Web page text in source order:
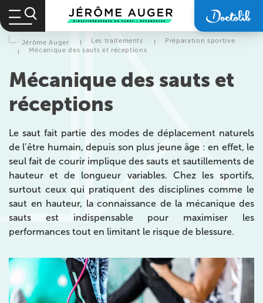
Jérôme Auger I Les traitements I
Préparation sportive
I
Mécanique des sauts et réceptions
Mécanique des sauts et
réceptions
Le saut fait partie des modes de déplacement naturels
de l’être humain, depuis son plus jeune âge : en effet, le
seul fait de courir implique des sauts et sautillements de
hauteur et de longueur variables. Chez les sportifs,
surtout ceux qui pratiquent des disciplines comme le
saut en hauteur, la connaissance de la mécanique des
sauts est indispensable pour maximiser les
performances tout en limitant le risque de blessure.
Prendre rendez-vous